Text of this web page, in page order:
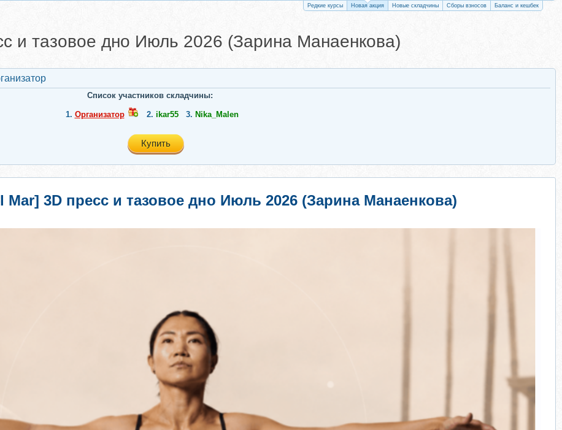
Редкие курсы Новая акция Новые складчины Сборы взносов Баланс и кешбек
и тазовое дно Июль 2026 (Зарина Манаенкова)
Список участников складчины:
1. Организатор 2. ikar55 3. Nika_Malen
Купить
Mar] 3D пресс и тазовое дно Июль 2026 (Зарина Манаенкова)